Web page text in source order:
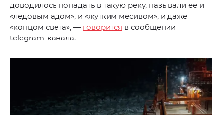
доводилось попадать в такую реку, называли ее и
«ледовым адом», и «жутким месивом», и даже
«концом света», — говорится в сообщении
telegram-канала.